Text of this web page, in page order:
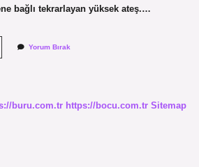
bağlı tekrarlayan yüksek ateş.…
Yorum Bırak
buru.com.tr https://bocu.com.tr Sitemap